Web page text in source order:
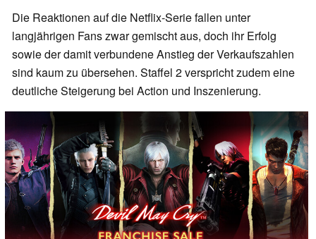
Die Reaktionen auf die Netflix-Serie fallen unter
langjährigen Fans zwar gemischt aus, doch ihr Erfolg
sowie der damit verbundene Anstieg der Verkaufszahlen
sind kaum zu übersehen. Staffel 2 verspricht zudem eine
deutliche Steigerung bei Action und Inszenierung.